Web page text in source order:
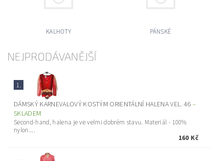
KALHOTY PÁNSKÉ
NEJPRODÁVANĚJŠÍ
1.
DÁMSKÝ KARNEVALOVÝ KOSTÝM ORIENTÁLNÍ HALENA VEL. 46 –
SKLADEM
Second-hand, halena je ve velmi dobrém stavu. Materiál - 100%
nylon....
160 Kč